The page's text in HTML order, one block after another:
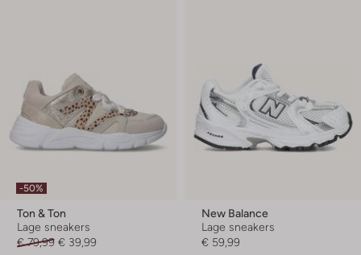
-50%
Ton & Ton
Lage sneakers
€ 79,99 € 39,99
New Balance
Lage sneakers
€ 59,99